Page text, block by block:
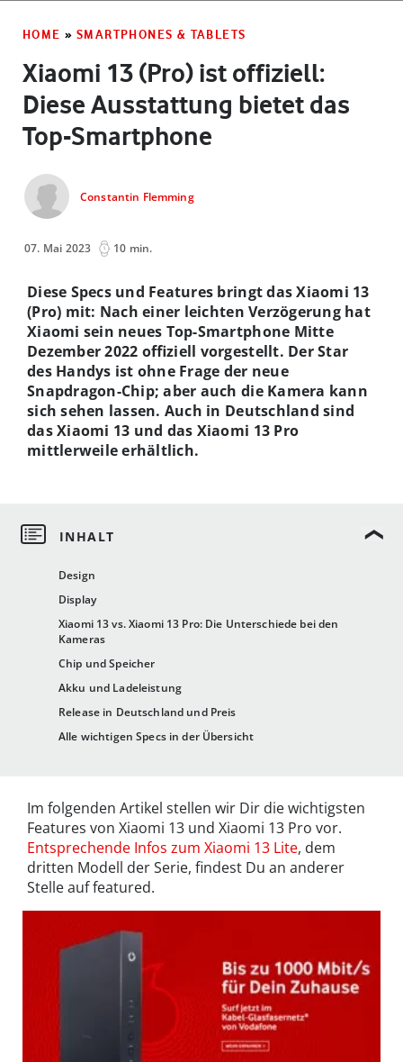
HOME » SMARTPHONES & TABLETS
Xiaomi 13 (Pro) ist offiziell:
Diese Ausstattung bietet das
Top-Smartphone
Constantin Flemming
07. Mai 2023 10 min.
Design
Display
Xiaomi 13 vs. Xiaomi 13 Pro: Die Unterschiede bei den
Kameras
Chip und Speicher
Akku und Ladeleistung
Release in Deutschland und Preis
Alle wichtigen Specs in der Übersicht
Diese Specs und Features bringt das Xiaomi 13
(Pro) mit: Nach einer leichten Verzögerung hat
Xiaomi sein neues Top-Smartphone Mitte
Dezember 2022 offiziell vorgestellt. Der Star
des Handys ist ohne Frage der neue
Snapdragon-Chip; aber auch die Kamera kann
sich sehen lassen. Auch in Deutschland sind
das Xiaomi 13 und das Xiaomi 13 Pro
mittlerweile erhältlich.
Im folgenden Artikel stellen wir Dir die wichtigsten
Features von Xiaomi 13 und Xiaomi 13 Pro vor.
Entsprechende Infos zum Xiaomi 13 Lite, dem
dritten Modell der Serie, findest Du an anderer
Stelle auf featured.